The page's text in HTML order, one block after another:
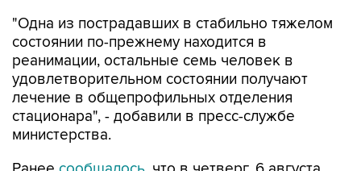
"Одна из пострадавших в стабильно тяжелом
состоянии по-прежнему находится в
реанимации, остальные семь человек в
удовлетворительном состоянии получают
лечение в общепрофильных отделения
стационара", - добавили в пресс-службе
министерства.